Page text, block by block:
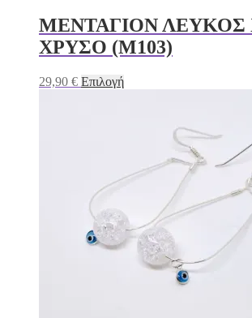
ΜΕΝΤΑΓΙΟΝ ΛΕΥΚΟΣ
ΧΡΥΣΟ (M103)
29,90 € ΕπιλογήΑυτό
πολλαπλές
παραλλαγές.
επιλογές
επιλεγούν
στη
σελίδα